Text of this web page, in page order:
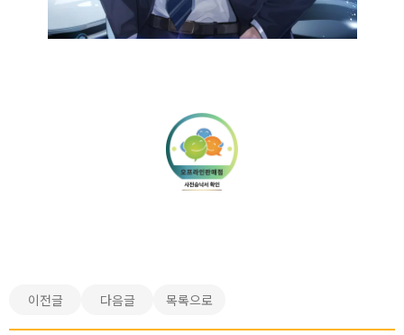
이전글 다음글 목록으로